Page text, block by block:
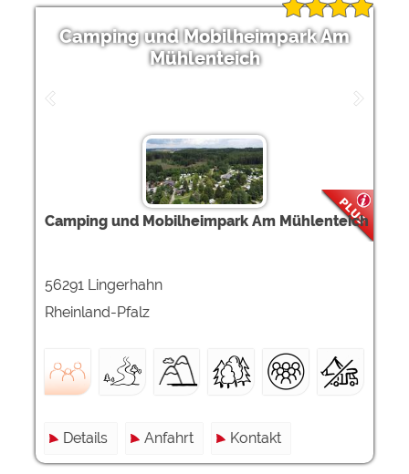
Camping und Mobilheimpark Am
Mühlenteich
Camping und Mobilheimpark Am Mühlenteich
56291 Lingerhahn
Rheinland-Pfalz
Details Anfahrt Kontakt